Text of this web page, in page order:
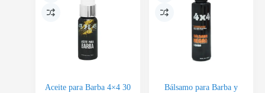
Aceite para Barba 4×4 30
Bálsamo para Barba y